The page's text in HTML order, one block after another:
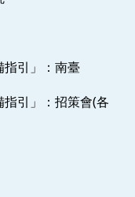
指引」：南臺
指引」：招策會(各